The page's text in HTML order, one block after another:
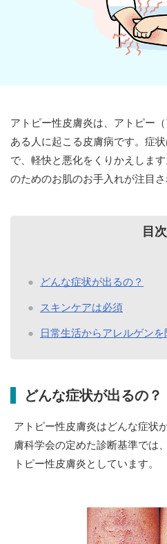
アトピー性皮膚炎は、アトピー
ある人に起こる皮膚病です。症
で、軽快と悪化をくりかえしま
のためのお肌のお手入れが注目さ
目次
どんな症状が出るの？
スキンケアは必須
日常生活からアレルゲンを
どんな症状が出るの？
アトピー性皮膚炎はどんな症状
膚科学会の定めた診断基準では
トピー性皮膚炎としています。